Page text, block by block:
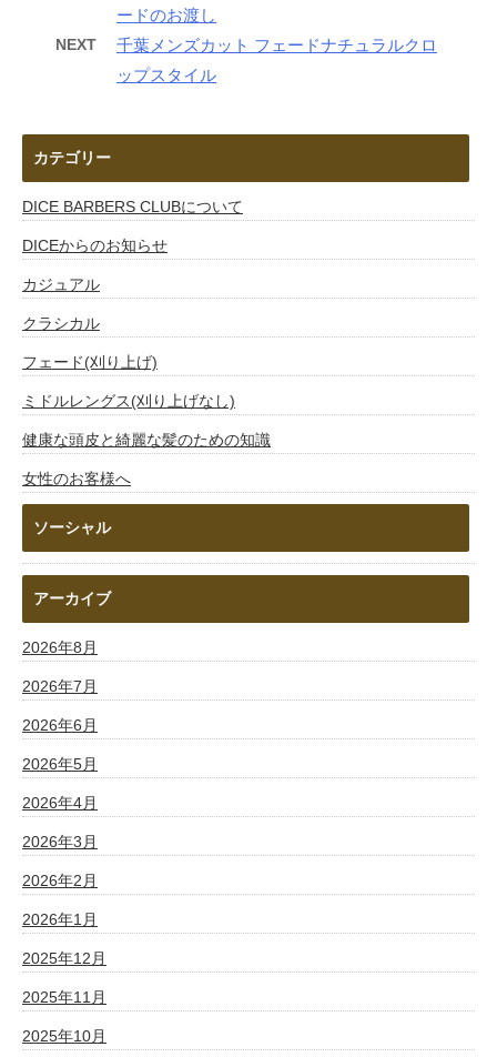
ードのお渡し
NEXT
千葉メンズカット フェードナチュラルクロ
ップスタイル
カテゴリー
DICE BARBERS CLUBについて
DICEからのお知らせ
カジュアル
クラシカル
フェード(刈り上げ)
ミドルレングス(刈り上げなし)
健康な頭皮と綺麗な髪のための知識
女性のお客様へ
ソーシャル
アーカイブ
2026年8月
2026年7月
2026年6月
2026年5月
2026年4月
2026年3月
2026年2月
2026年1月
2025年12月
2025年11月
2025年10月